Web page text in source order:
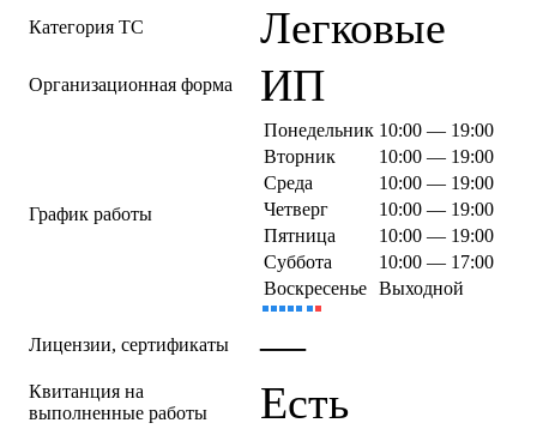
Категория ТС Легковые
Организационная форма ИП
График работы
Понедельник 10:00 — 19:00
Вторник
10:00 — 19:00
Среда
10:00 — 19:00
Четверг
10:00 — 19:00
Пятница
10:00 — 19:00
Суббота
10:00 — 17:00
Воскресенье Выходной
Лицензии, сертификаты —
Квитанция на
выполненные работы
Есть